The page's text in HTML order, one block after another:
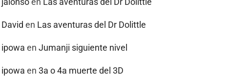
David en Las aventuras del Dr Dolittle
ipowa enJumanji siguiente nivel
ipowa en3a o 4a muerte del 3D